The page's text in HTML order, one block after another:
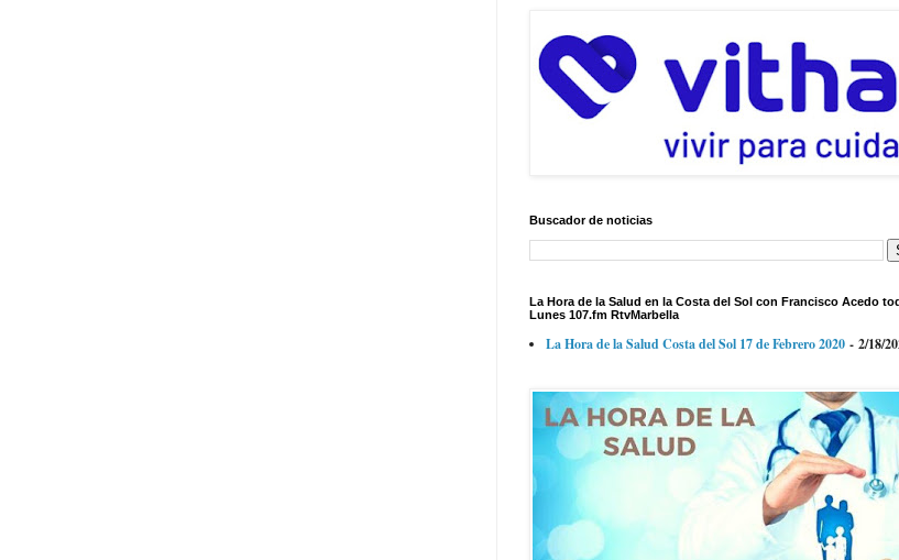
Buscador de noticias
La Hora de la Salud en la Costa del Sol con Francisco Acedo
Lunes 107.fm RtvMarbella
La Hora de la Salud Costa del Sol 17 de Febrero 2020 - 2/18/